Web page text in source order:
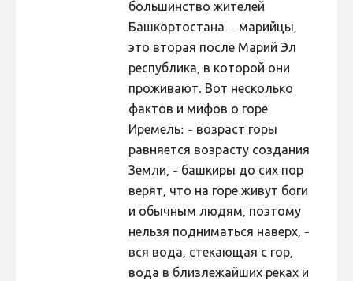
Liikuvad kuvad 2020
Hiite kuvavõistlus 2019
Hiite kuvavõistlus 2018
Hiite kuvavõistlus 2017
Hiite kuvavõistlus 2015
Hiite kuvavõistlus 2014
Hiite kuvavõistlus 2013
Hiite kuvavõistlus 2012
Hiite kuvavõistlus 2011
большинство жителей
Башкортостана – марийцы,
это вторая после Марий Эл
республика, в которой они
проживают. Вот несколько
фактов и мифов о горе
Иремель: - возраст горы
равняется возрасту создания
Земли, - башкиры до сих пор
верят, что на горе живут боги
и обычным людям, поэтому
нельзя подниматься наверх, -
вся вода, стекающая с гор,
вода в близлежайших реках и